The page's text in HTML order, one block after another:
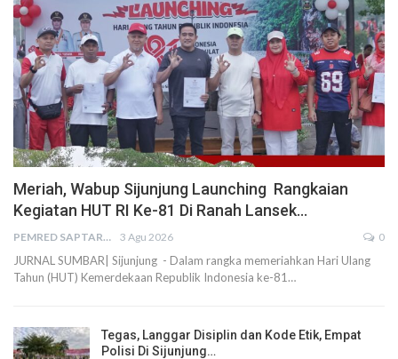
Meriah, Wabup Sijunjung Launching Rangkaian
Kegiatan HUT RI Ke-81 Di Ranah Lansek…
PEMRED SAPTARIUS 3 Agu 2026 0
JURNAL SUMBAR| Sijunjung - Dalam rangka memeriahkan Hari Ulang
Tahun (HUT) Kemerdekaan Republik Indonesia ke-81…
Tegas, Langgar Disiplin dan Kode Etik, Empat
Polisi Di Sijunjung…